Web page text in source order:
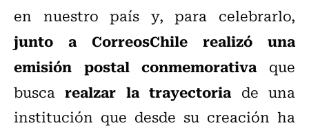
en nuestro país y, para celebrarlo,
junto a CorreosChile realizó una
emisión postal conmemorativa que
buscarealzar la trayectoria de una
institución que desde su creación ha